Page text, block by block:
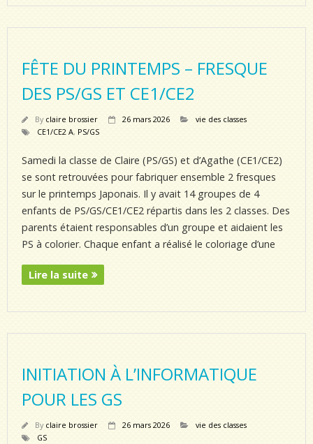
FÊTE DU PRINTEMPS – FRESQUE
DES PS/GS ET CE1/CE2
By claire brossier 26 mars 2026
vie des classes
CE1/CE2 A, PS/GS
Samedi la classe de Claire (PS/GS) et d’Agathe (CE1/CE2)
se sont retrouvées pour fabriquer ensemble 2 fresques
sur le printemps Japonais. Il y avait 14 groupes de 4
enfants de PS/GS/CE1/CE2 répartis dans les 2 classes. Des
parents étaient responsables d’un groupe et aidaient les
PS à colorier. Chaque enfant a réalisé le coloriage d’une
Lire la suite
INITIATION À L’INFORMATIQUE
POUR LES GS
By claire brossier 26 mars 2026
vie des classes
GS